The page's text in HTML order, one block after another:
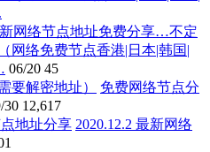
新网络节点地址免费分享…不定
络免费节点香港|日本|韩国|
06/20 45
免费网络节点分
30 12,617
2020.12.2 最新网络